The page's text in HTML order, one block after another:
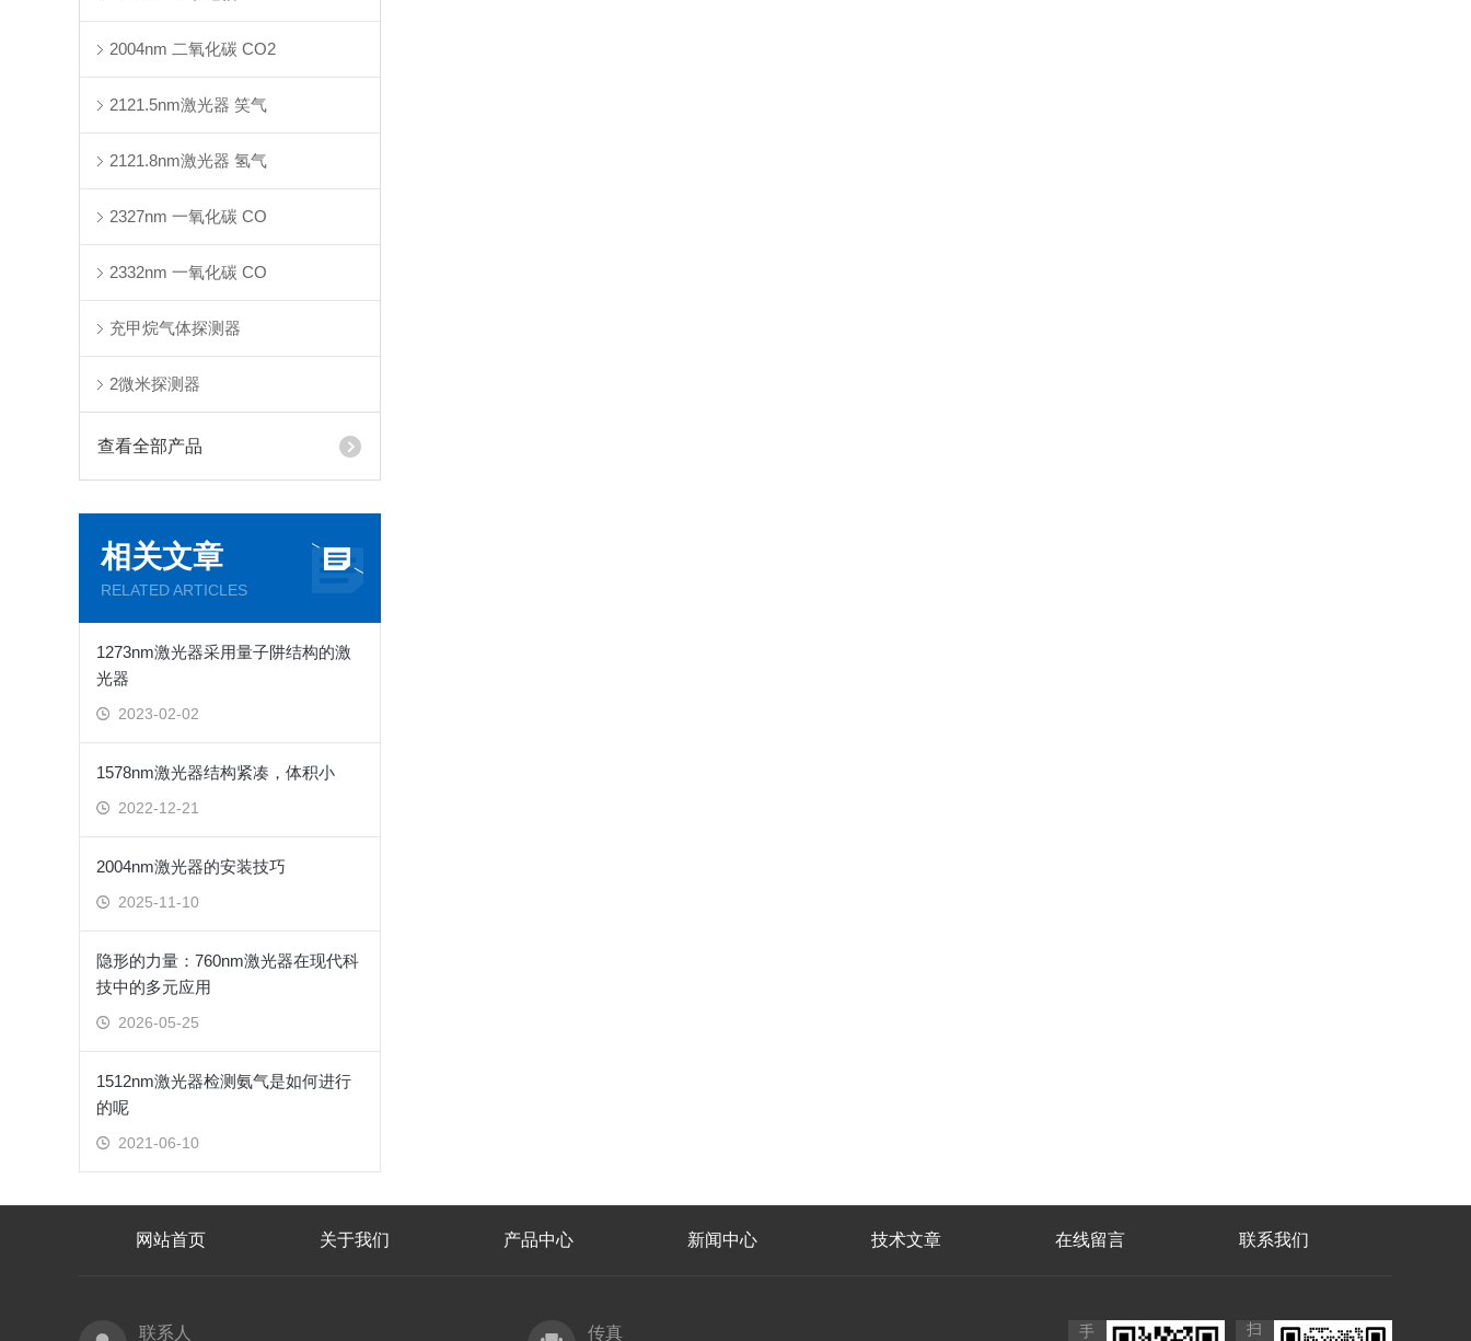
2004nm 二氧化碳 CO2
2121.5nm激光器 笑气
2121.8nm激光器 氢气
2327nm 一氧化碳 CO
2332nm 一氧化碳 CO
充甲烷气体探测器
2微米探测器
查看全部产品
相关文章
RELATED ARTICLES
1273nm激光器采用量子阱结构的激
光器
2023-02-02
1578nm激光器结构紧凑，体积小
2022-12-21
2004nm激光器的安装技巧
2025-11-10
隐形的力量：760nm激光器在现代科
技中的多元应用
2026-05-25
1512nm激光器检测氨气是如何进行
的呢
2021-06-10
网站首页 关于我们 产品中心 新闻中心 技术文章 在线留言 联系我们
联系人 传真 手
扫